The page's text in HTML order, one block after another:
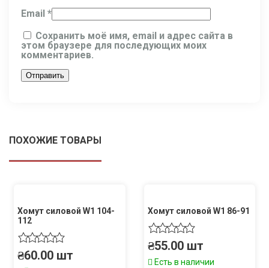
Email *
Сохранить моё имя, email и адрес сайта в
этом браузере для последующих моих
комментариев.
ПОХОЖИЕ ТОВАРЫ
Хомут силовой W1 104-
112
₴60.00 шт
Хомут силовой W1 86-91
₴55.00 шт
Есть в наличии